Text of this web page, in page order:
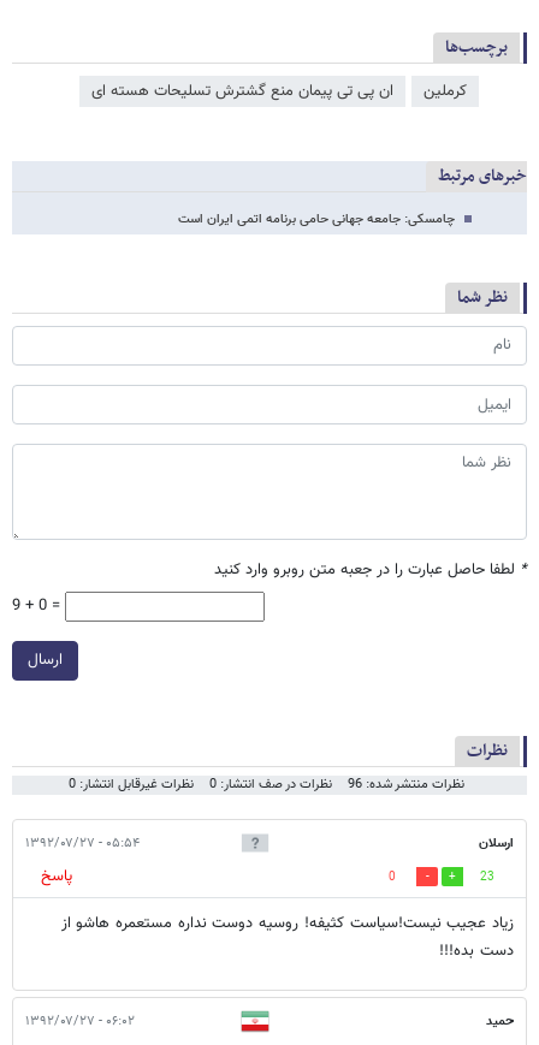
برچسب‌ها
کرملین ان پی تی پیمان منع گشترش تسلیحات هسته ای
خبرهای مرتبط
چامسکی: جامعه جهانی حامی برنامه اتمی ایران است
نظر شما
* لطفا حاصل عبارت را در جعبه متن روبرو وارد کنید
9 + 0 =
ارسال
نظرات
نظرات منتشر شده: 96 نظرات در صف انتشار: 0 نظرات غیرقابل انتشار: 0
ارسلان ۰۵:۵۴ - ۱۳۹۲/۰۷/۲۷
23
0
پاسخ
زیاد عجیب نیست!سیاست کثیفه! روسیه دوست نداره مستعمره هاشو از
دست بده!!!
حمید ۰۶:۰۲ - ۱۳۹۲/۰۷/۲۷